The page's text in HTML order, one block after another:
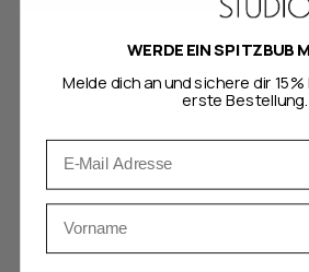
L
WERDE EIN SPITZBUB
Melde dich an und sichere dir
erste Bestellung.